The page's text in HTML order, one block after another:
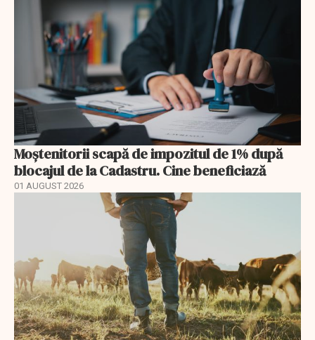
Moștenitorii scapă de impozitul de 1% după
blocajul de la Cadastru. Cine beneficiază
01 AUGUST 2026